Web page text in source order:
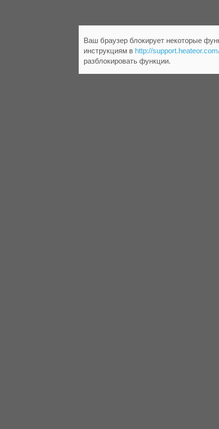
Ваш браузер блокирует некоторые
инструкциям в http://
разблокировать функции.